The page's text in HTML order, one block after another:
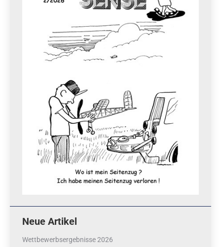
Neue Artikel
Wettbewerbsergebnisse 2026